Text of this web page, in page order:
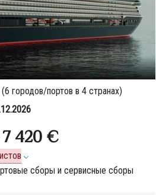
городов/портов в 4 странах)
7 420 €
сборы и сервисные сборы